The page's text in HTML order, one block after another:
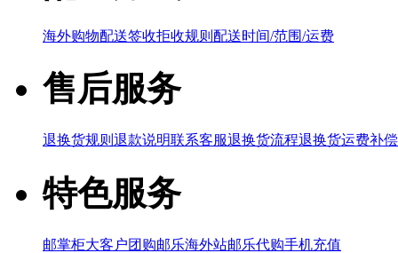
海外购物配送签收拒收规则 配送时间/范围/运费
售后服务
退换货规则 退款说明联系客服退换货流程退换货运费补
特色服务
邮掌柜大客户团购邮乐海外站邮乐代购手机充值